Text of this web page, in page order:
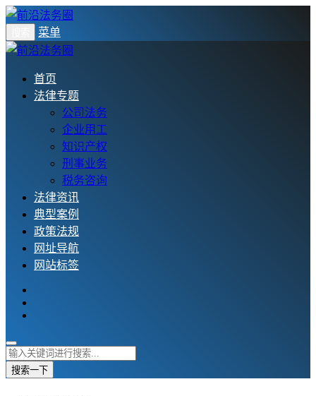
菜单
首页
法律专题
公司法务
企业用工
知识产权
刑事业务
税务咨询
法律资讯
典型案例
政策法规
网址导航
网站标签
搜索一下